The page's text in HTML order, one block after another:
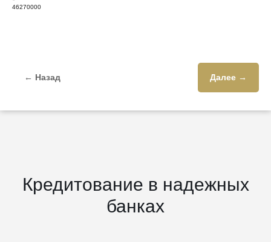
46270000
← Назад Далее →
Кредитование в надежных
банках